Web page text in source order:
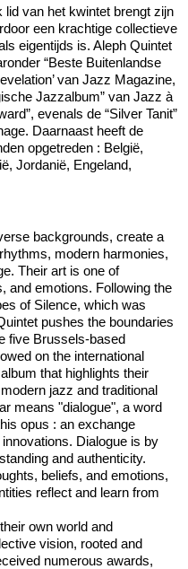
van het kwintet brengt zijn
een krachtige collectieve
eigentijds is. Aleph Quintet
“Beste Buitenlandse
van Jazz Magazine,
Jazzalbum” van Jazz à
evenals de “Silver Tanit”
Daarnaast heeft de
opgetreden : België,
Jordanië, Engeland,
backgrounds, create a
modern harmonies,
Their art is one of
and emotions. Following the
of Silence, which was
pushes the boundaries
five Brussels-based
on the international
that highlights their
jazz and traditional
means "dialogue", a word
opus : an exchange
Dialogue is by
and authenticity.
beliefs, and emotions,
reflect and learn from
own world and
vision, rooted and
numerous awards,